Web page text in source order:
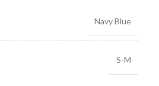
Navy Blue
S-M